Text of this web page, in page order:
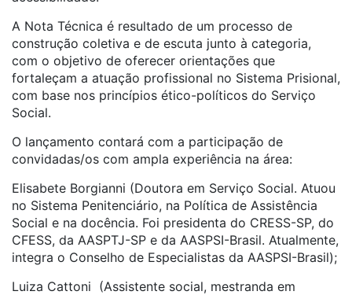
A Nota Técnica é resultado de um processo de
construção coletiva e de escuta junto à categoria,
com o objetivo de oferecer orientações que
fortaleçam a atuação profissional no Sistema Prisional,
com base nos princípios ético-políticos do Serviço
Social.
O lançamento contará com a participação de
convidadas/os com ampla experiência na área:
Elisabete Borgianni (Doutora em Serviço Social. Atuou
no Sistema Penitenciário, na Política de Assistência
Social e na docência. Foi presidenta do CRESS-SP, do
CFESS, da AASPTJ-SP e da AASPSI-Brasil. Atualmente,
integra o Conselho de Especialistas da AASPSI-Brasil);
Luiza Cattoni (Assistente social, mestranda em